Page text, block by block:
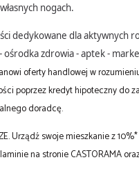
nogach.
dedykowane dla aktywnych
zdrowia - aptek -
oferty handlowej w
poprzez kredyt hipoteczny do
doradcę.
Urządź swoje mieszkanie z
na stronie CASTORAMA